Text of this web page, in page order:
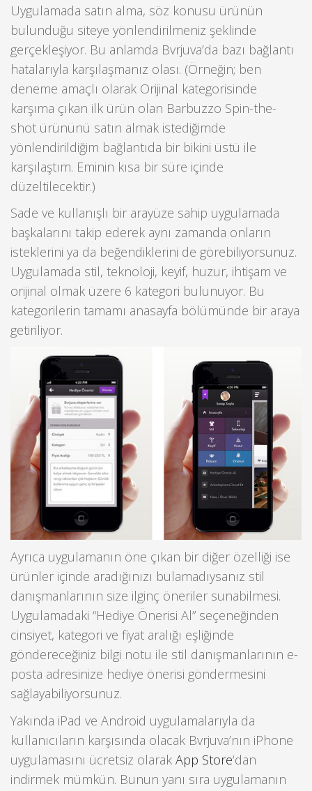
Uygulamada satın alma, söz konusu ürünün
bulunduğu siteye yönlendirilmeniz şeklinde
gerçekleşiyor. Bu anlamda Bvrjuva’da bazı bağlantı
hatalarıyla karşılaşmanız olası. (Örneğin; ben
deneme amaçlı olarak Orijinal kategorisinde
karşıma çıkan ilk ürün olan Barbuzzo Spin-the-
shot ürününü satın almak istediğimde
yönlendirildiğim bağlantıda bir bikini üstü ile
karşılaştım. Eminin kısa bir süre içinde
düzeltilecektir.)
Sade ve kullanışlı bir arayüze sahip uygulamada
başkalarını takip ederek aynı zamanda onların
isteklerini ya da beğendiklerini de görebiliyorsunuz.
Uygulamada stil, teknoloji, keyif, huzur, ihtişam ve
orijinal olmak üzere 6 kategori bulunuyor. Bu
kategorilerin tamamı anasayfa bölümünde bir araya
getiriliyor.
Ayrıca uygulamanın öne çıkan bir diğer özelliği ise
ürünler içinde aradığınızı bulamadıysanız stil
danışmanlarının size ilginç öneriler sunabilmesi.
Uygulamadaki “Hediye Önerisi Al” seçeneğinden
cinsiyet, kategori ve fiyat aralığı eşliğinde
göndereceğiniz bilgi notu ile stil danışmanlarının e-
posta adresinize hediye önerisi göndermesini
sağlayabiliyorsunuz.
Yakında iPad ve Android uygulamalarıyla da
kullanıcıların karşısında olacak Bvrjuva’nın iPhone
uygulamasını ücretsiz olarak App Store‘dan
indirmek mümkün. Bunun yanı sıra uygulamanın